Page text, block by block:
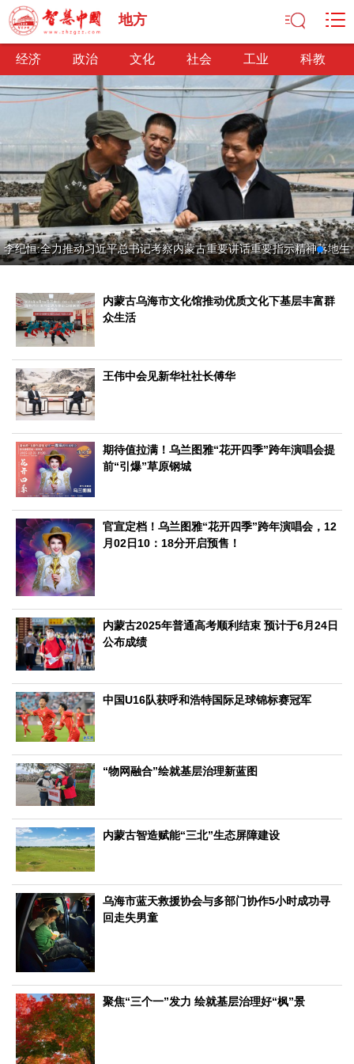
地方
经济 政治 文化 社会 工业 科教
经济
经济观察 产业纵横 区域经济 新锐视点
发展理念
经济转型
供给侧改革
政治
深化改革 依法治国 司法公正 民主政治
观察思考
文化
中华文化 核心价值
文化观察
智海钩沉
社会
社会治理 社会保障
工业
装备制造 智能制造 制造2025
科技观察 创新前沿 智慧教育 职业教育
三农
智慧农业 智慧乡村
国防
国防建设 军民融合 兵器装备
国际
中国与世界 国际视点 国际合作 他山之石
生态
视频
访谈 动态
地方
京 津 冀 晋
赣
鲁 豫 鄂 湘 粤 桂 琼 渝 川 黔 滇
藏
陕
甘 青 宁 新 港
智库
智库建设 智库专家
信息
地方动态 地方强音
在线期刊
李纪恒:全力推动习近平总书记考察内蒙古重要讲话重要指示精神落地生
内蒙古乌海市文化馆推动优质文化下基层丰富群
众生活
王伟中会见新华社社长傅华
期待值拉满！乌兰图雅“花开四季”跨年演唱会提
前“引爆”草原钢城​
官宣定档！乌兰图雅“花开四季”跨年演唱会，12
月02日10：18分开启预售！
内蒙古2025年普通高考顺利结束 预计于6月24日
公布成绩
中国U16队获呼和浩特国际足球锦标赛冠军
“物网融合”绘就基层治理新蓝图
内蒙古智造赋能“三北”生态屏障建设
乌海市蓝天救援协会与多部门协作5小时成功寻
回走失男童
聚焦“三个一”发力 绘就基层治理好“枫”景